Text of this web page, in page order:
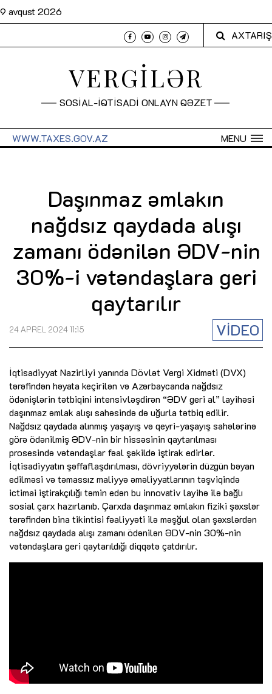
9 avqust 2026
AXTARIŞ
VERGİLƏR
SOSİAL-İQTİSADİ ONLAYN QƏZET
MENU
WWW.TAXES.GOV.AZ
Daşınmaz əmlakın
nağdsız qaydada alışı
zamanı ödənilən ƏDV-nin
30%-i vətəndaşlara geri
qaytarılır
VİDEO
24 APREL 2024 11:15
İqtisadiyyat Nazirliyi yanında Dövlət Vergi Xidməti (DVX)
tərəfindən həyata keçirilən və Azərbaycanda nağdsız
ödənişlərin tətbiqini intensivləşdirən “ƏDV geri al” layihəsi
daşınmaz əmlak alışı sahəsində də uğurla tətbiq edilir.
Nağdsız qaydada alınmış yaşayış və qeyri-yaşayış sahələrinə
görə ödənilmiş ƏDV-nin bir hissəsinin qaytarılması
prosesində vətəndaşlar fəal şəkildə iştirak edirlər.
İqtisadiyyatın şəffaflaşdırılması, dövriyyələrin düzgün bəyan
edilməsi və təmassız maliyyə əməliyyatlarının təşviqində
ictimai iştirakçılığı təmin edən bu innovativ layihə ilə bağlı
sosial çarx hazırlanıb. Çarxda daşınmaz əmlakın fiziki şəxslər
tərəfindən bina tikintisi fəaliyyəti ilə məşğul olan şəxslərdən
nağdsız qaydada alışı zamanı ödənilən ƏDV-nin 30%-nin
vətəndaşlara geri qaytarıldığı diqqətə çatdırılır.